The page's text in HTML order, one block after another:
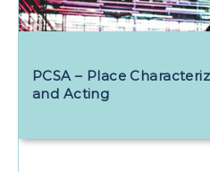
PCSA – Place
and Acting